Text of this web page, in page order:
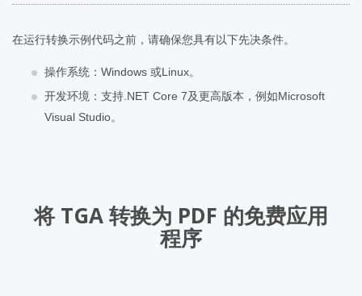
在运行转换示例代码之前，请确保您具有以下先决条件。
操作系统：Windows 或Linux。
开发环境：支持.NET Core 7及更高版本，例如Microsoft
Visual Studio。
将 TGA 转换为 PDF 的免费应用
程序